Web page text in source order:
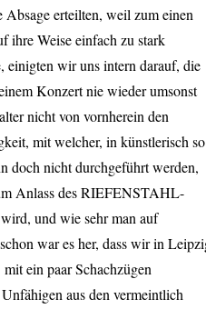
Absage erteilten, weil zum einen
ihre Weise einfach zu stark
einigten wir uns intern darauf, die
Konzert nie wieder umsonst
nicht von vornherein den
mit welcher, in künstlerisch so
doch nicht durchgeführt werden,
Anlass desRIEFENSTAHL-
und wie sehr man auf
war es her, dass wir in
mit ein paar Schachzügen
aus den vermeintlich